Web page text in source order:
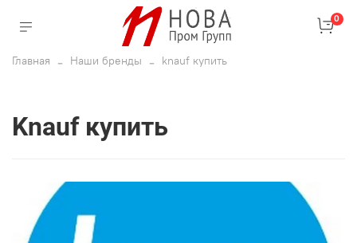
0
Главная Наши бренды knauf купить
knauf купить